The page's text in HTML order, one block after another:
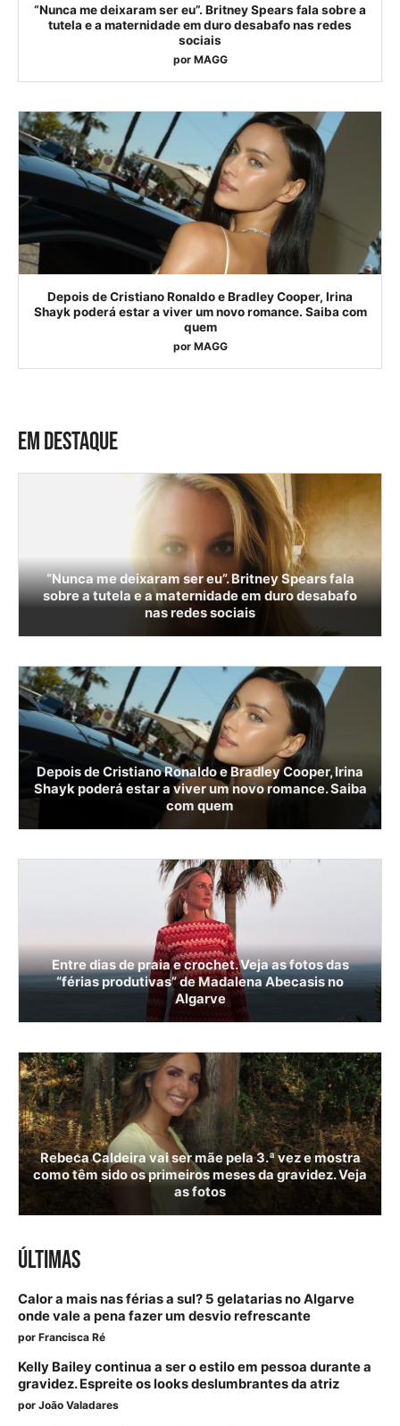
“Nunca me deixaram ser eu”. Britney Spears fala sobre a
tutela e a maternidade em duro desabafo nas redes
sociais
por MAGG
Depois de Cristiano Ronaldo e Bradley Cooper, Irina
Shayk poderá estar a viver um novo romance. Saiba com
quem
por MAGG
EM DESTAQUE
“Nunca me deixaram ser eu”. Britney Spears fala
sobre a tutela e a maternidade em duro desabafo
nas redes sociais
Depois de Cristiano Ronaldo e Bradley Cooper, Irina
Shayk poderá estar a viver um novo romance. Saiba
com quem
Entre dias de praia e crochet. Veja as fotos das
“férias produtivas” de Madalena Abecasis no
Algarve
Rebeca Caldeira vai ser mãe pela 3.ª vez e mostra
como têm sido os primeiros meses da gravidez. Veja
as fotos
ÚLTIMAS
Calor a mais nas férias a sul? 5 gelatarias no Algarve
onde vale a pena fazer um desvio refrescante
por Francisca Ré
Kelly Bailey continua a ser o estilo em pessoa durante a
gravidez. Espreite os looks deslumbrantes da atriz
por João Valadares